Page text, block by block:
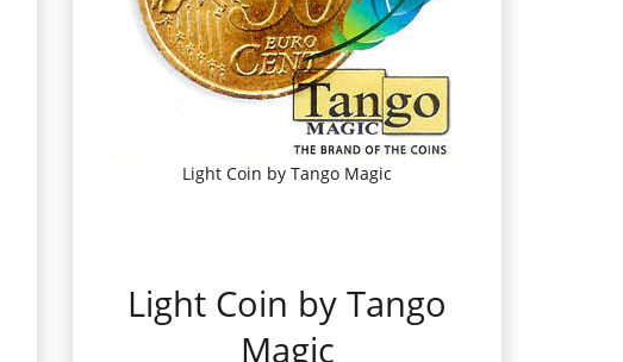
Light Coin by Tango Magic
Light Coin by Tango
Magic